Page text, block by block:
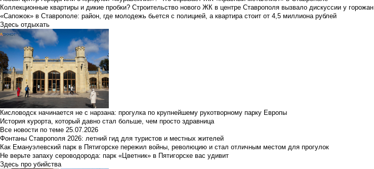
Коллекционные квартиры и дикие пробки? Строительство нового ЖК в центре Ставрополя вызвало дискуссии у горожан
«Сапожок» в Ставрополе: район, где молодежь бьется с полицией, а квартира стоит от 4,5 миллиона рублей
Здесь отдыхать
Кисловодск начинается не с нарзана: прогулка по крупнейшему рукотворному парку Европы
История курорта, который давно стал больше, чем просто здравница
Все новости по теме 25.07.2026
Фонтаны Ставрополя 2026: летний гид для туристов и местных жителей
Как Емануэлевский парк в Пятигорске пережил войны, революцию и стал отличным местом для прогулок
Не верьте запаху сероводорода: парк «Цветник» в Пятигорске вас удивит
Здесь про убийства